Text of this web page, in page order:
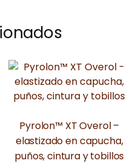
Pyrolon™ XT Overol –
elastizado en capucha,
puños, cintura y tobillos